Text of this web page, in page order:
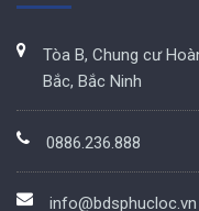
Tòa B, Chung cư
Bắc, Bắc Ninh
0886.236.888
info@bdsphucloc.vn